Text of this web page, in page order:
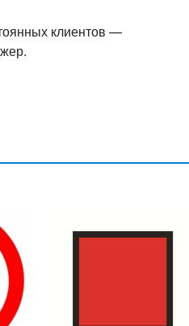
клиентов —